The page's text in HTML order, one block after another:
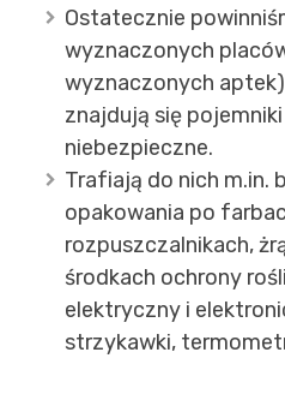
Ostatecznie
wyznaczonych
wyznaczonych aptek)
znajdują się
niebezpieczne.
Trafiają do nich m.in.
opakowania po
rozpuszczalnikach,
środkach ochrony
elektryczny i
strzykawki,